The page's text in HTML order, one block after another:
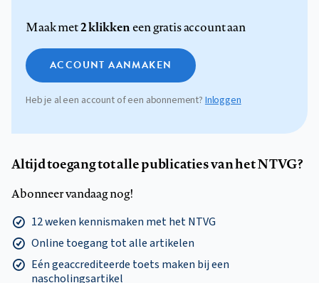
Maak met2 klikkeneen gratis account aan
ACCOUNT AANMAKEN
Heb je al een account of een abonnement? Inloggen
Altijd toegang tot alle publicaties van het NTVG?
Abonneer vandaag nog!
12 weken kennismaken met het NTVG
Online toegang tot alle artikelen
Eén geaccrediteerde toets maken bij een
nascholingsartikel